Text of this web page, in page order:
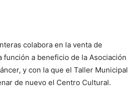
colabora en la venta de
función a beneficio de la Asociación
y con la que el Taller Municipal
de nuevo el Centro Cultural.